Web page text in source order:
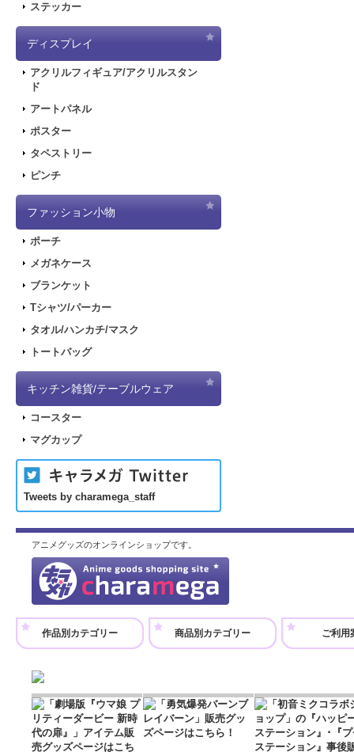
ステッカー
ディスプレイ
アクリルフィギュア/アクリルスタン
ド
アートパネル
ポスター
タペストリー
ピンチ
ファッション小物
ポーチ
メガネケース
ブランケット
Tシャツ/パーカー
タオル/ハンカチ/マスク
トートバッグ
キッチン雑貨/テーブルウェア
コースター
マグカップ
Tweets by charamega_staff
アニメグッズのオンラインショップです。
作品別カテゴリー 商品別カテゴリー ご利用